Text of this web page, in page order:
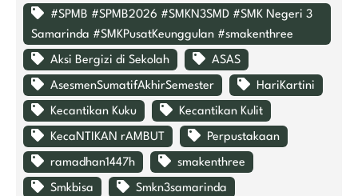
#SPMB #SPMB2026 #SMKN3SMD #SMK Negeri 3
Samarinda #SMKPusatKeunggulan #smakenthree
Aksi Bergizi di Sekolah ASAS
AsesmenSumatifAkhirSemester HariKartini
Kecantikan Kuku Kecantikan Kulit
KecaNTIKAN rAMBUT Perpustakaan
ramadhan1447h smakenthree
Smkbisa Smkn3samarinda